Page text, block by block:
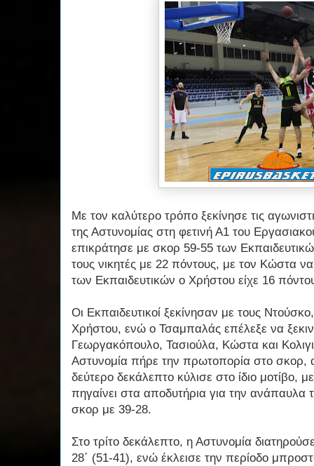
Με τον καλύτερο τρόπο ξεκίνησε τις
της Αστυνομίας στη φετινή Α1 του
επικράτησε με σκορ 59-55 των
τους νικητές με 22 πόντους, με τον Κώστα
των Εκπαιδευτικών ο Χρήστου είχε 16
Οι Εκπαιδευτικοί ξεκίνησαν με τους
Χρήστου, ενώ ο Τσαμπαλάς επέλεξε να
Γεωργακόπουλο, Τασιούλα, Κώστα και
Αστυνομία πήρε την πρωτοπορία στο σκορ,
δεύτερο δεκάλεπτο κύλισε στο ίδιο μοτίβο,
πηγαίνει στα αποδυτήρια για την ανάπαυλα
σκορ με 39-28.
Στο τρίτο δεκάλεπτο, η Αστυνομία
28΄ (51-41), ενώ έκλεισε την περίοδο